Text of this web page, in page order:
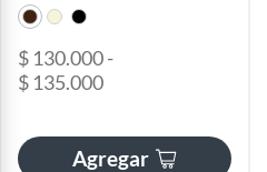
$ 130.000 -
$ 135.000
Agregar